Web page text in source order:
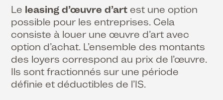
Le leasing d’œuvre d’art est une option
possible pour les entreprises. Cela
consiste à louer une œuvre d’art avec
option d’achat. L’ensemble des montants
des loyers correspond au prix de l’œuvre.
Ils sont fractionnés sur une période
définie et déductibles de l’IS.